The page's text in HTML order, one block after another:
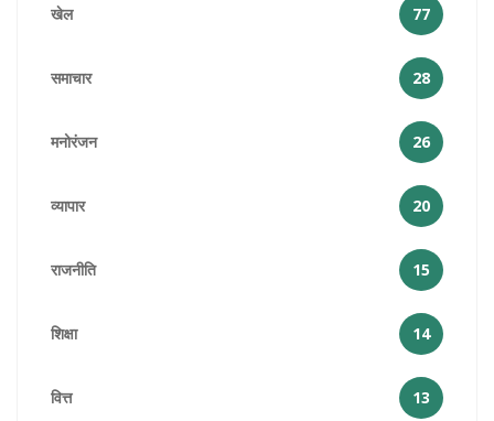
खेल 77
समाचार 28
मनोरंजन 26
व्यापार 20
राजनीति 15
शिक्षा 14
वित्त 13